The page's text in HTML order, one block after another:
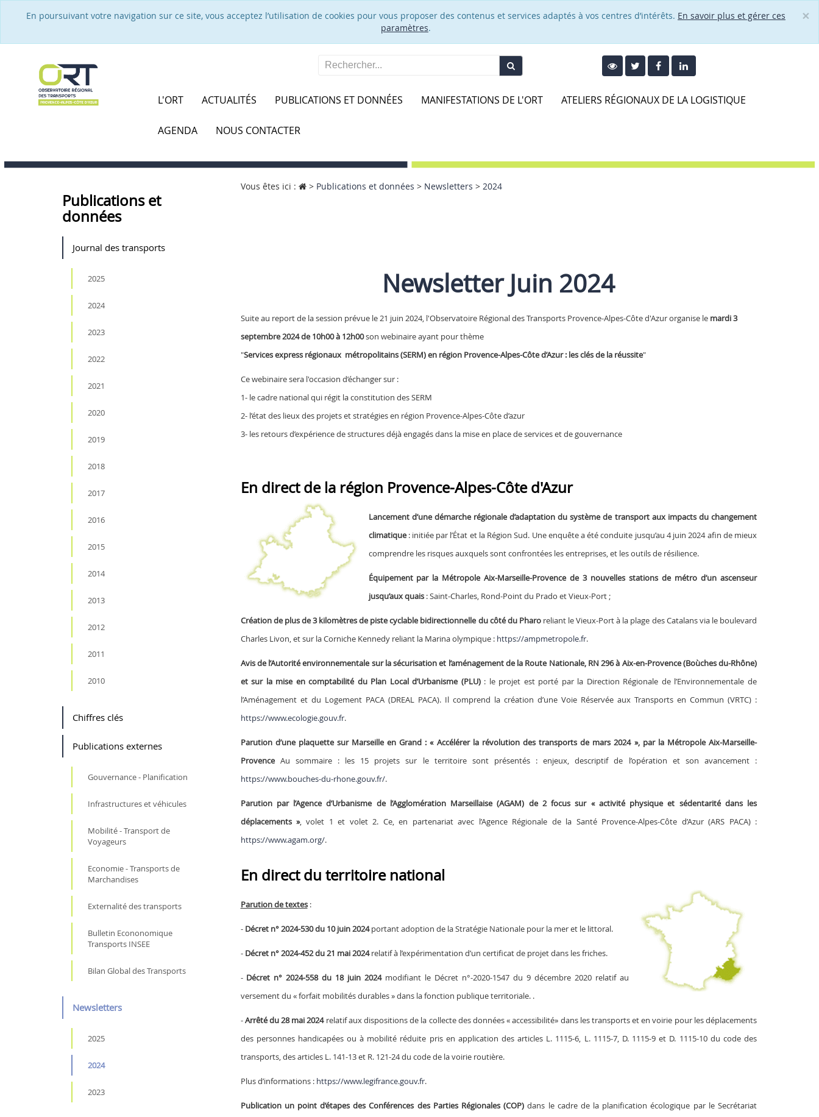
×
En poursuivant votre navigation sur ce site, vous acceptez l’utilisation de cookies pour vous proposer des contenus et services adaptés à vos centres d’intérêts. En savoir plus et gérer ces
paramètres.
L'ORT ACTUALITÉS PUBLICATIONS ET DONNÉES MANIFESTATIONS DE L'ORT ATELIERS RÉGIONAUX DE LA LOGISTIQUE
AGENDA NOUS CONTACTER
Publications et
données
Vous êtes ici : > Publications et données > Newsletters > 2024
Journal des transports
2025
2024
2023
2022
2021
2020
2019
2018
2017
2016
2015
2014
2013
2012
2011
2010
Chiffres clés
Publications externes
Gouvernance - Planification
Infrastructures et véhicules
Mobilité - Transport de
Voyageurs
Economie - Transports de
Marchandises
Externalité des transports
Bulletin Econonomique
Transports INSEE
Bilan Global des Transports
Newsletters
2025
2024
2023
Newsletter Juin 2024
Suite au report de la session prévue le 21 juin 2024, l'Observatoire Régional des Transports Provence-Alpes-Côte d'Azur organise le mardi 3
septembre 2024 de 10h00 à 12h00son webinaire ayant pour thème
"Services express régionaux métropolitains (SERM) en région Provence-Alpes-Côte d’Azur : les clés de la réussite"
Ce webinaire sera l'occasion d’échanger sur :
1- le cadre national qui régit la constitution des SERM
2- l’état des lieux des projets et stratégies en région Provence-Alpes-Côte d’azur
3- les retours d’expérience de structures déjà engagés dans la mise en place de services et de gouvernance
En direct de la région Provence-Alpes-Côte d'Azur
Lancement d’une démarche régionale d’adaptation du système de transport aux impacts du changement
climatique: initiée par l’État et la Région Sud. Une enquête a été conduite jusqu’au 4 juin 2024 afin de mieux
comprendre les risques auxquels sont confrontées les entreprises, et les outils de résilience.
Équipement par la Métropole Aix-Marseille-Provence de 3 nouvelles stations de métro d’un ascenseur
jusqu’aux quais: Saint-Charles, Rond-Point du Prado et Vieux-Port ;
Création de plus de 3 kilomètres de piste cyclable bidirectionnelle du côté du Pharoreliant le Vieux-Port à la plage des Catalans via le boulevard
Charles Livon, et sur la Corniche Kennedy reliant la Marina olympique : https://ampmetropole.fr.
Avis de l’Autorité environnementale sur la sécurisation et l’aménagement de la Route Nationale, RN 296 à Aix-en-Provence (Boùches du-Rhône)
et sur la mise en comptabilité du Plan Local d’Urbanisme (PLU): le projet est porté par la Direction Régionale de l’Environnementale de
l’Aménagement et du Logement PACA (DREAL PACA). Il comprend la création d’une Voie Réservée aux Transports en Commun (VRTC) :
https://www.ecologie.gouv.fr.
Parution d’une plaquette sur Marseille en Grand : « Accélérer la révolution des transports de mars 2024 », par la Métropole Aix-Marseille-
ProvenceAu sommaire : les 15 projets sur le territoire sont présentés : enjeux, descriptif de l’opération et son avancement :
https://www.bouches-du-rhone.gouv.fr/.
Parution par l’Agence d’Urbanisme de l’Agglomération Marseillaise (AGAM) de 2 focus sur « activité physique et sédentarité dans les
déplacements », volet 1 et volet 2. Ce, en partenariat avec l’Agence Régionale de la Santé Provence-Alpes-Côte d’Azur (ARS PACA) :
https://www.agam.org/.
En direct du territoire national
Parution de textes:
- Décret n° 2024-530 du 10 juin 2024portant adoption de la Stratégie Nationale pour la mer et le littoral.
- Décret n° 2024-452 du 21 mai 2024relatif à l’expérimentation d’un certificat de projet dans les friches.
- Décret n° 2024-558 du 18 juin 2024modifiant le Décret n°-2020-1547 du 9 décembre 2020 relatif au
versement du « forfait mobilités durables » dans la fonction publique territoriale. .
-Arrêté du 28 mai 2024relatif aux dispositions de la collecte des données « accessibilité» dans les transports et en voirie pour les déplacements
des personnes handicapées ou à mobilité réduite pris en application des articles L. 1115-6, L. 1115-7, D. 1115-9 et D. 1115-10 du code des
transports, des articles L. 141-13 et R. 121-24 du code de la voirie routière.
Plus d’informations : https://www.legifrance.gouv.fr.
Publication un point d’étapes des Conférences des Parties Régionales (COP)dans le cadre de la planification écologique par le Secrétariat